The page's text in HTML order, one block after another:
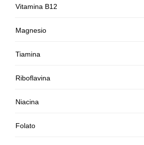
Vitamina B12
Magnesio
Tiamina
Riboflavina
Niacina
Folato